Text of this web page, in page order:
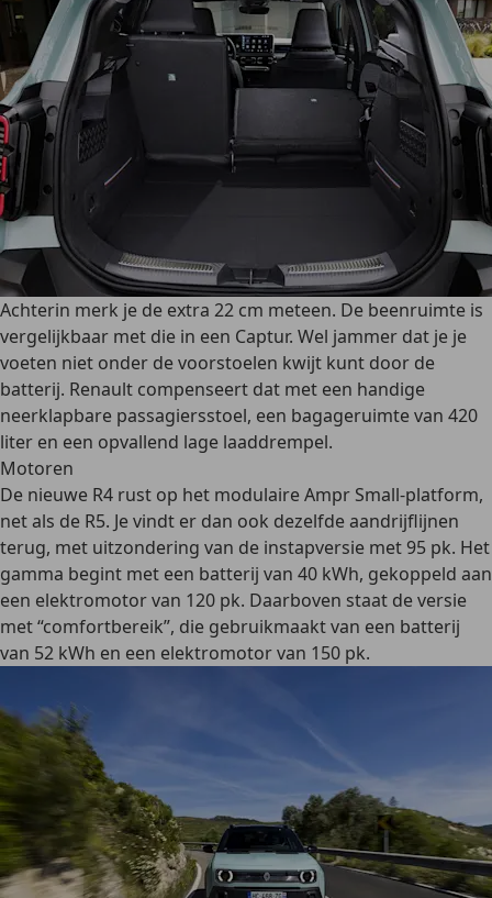
Achterin merk je de extra 22 cm meteen. De beenruimte is
vergelijkbaar met die in een Captur. Wel jammer dat je je
voeten niet onder de voorstoelen kwijt kunt door de
batterij. Renault compenseert dat met een handige
neerklapbare passagiersstoel, een bagageruimte van 420
liter en een opvallend lage laaddrempel.
Motoren
De nieuwe R4 rust op het modulaire Ampr Small-platform,
net als de R5. Je vindt er dan ook dezelfde aandrijflijnen
terug, met uitzondering van de instapversie met 95 pk. Het
gamma begint met een batterij van 40 kWh, gekoppeld aan
een elektromotor van 120 pk. Daarboven staat de versie
met “comfortbereik”, die gebruikmaakt van een batterij
van 52 kWh en een elektromotor van 150 pk.